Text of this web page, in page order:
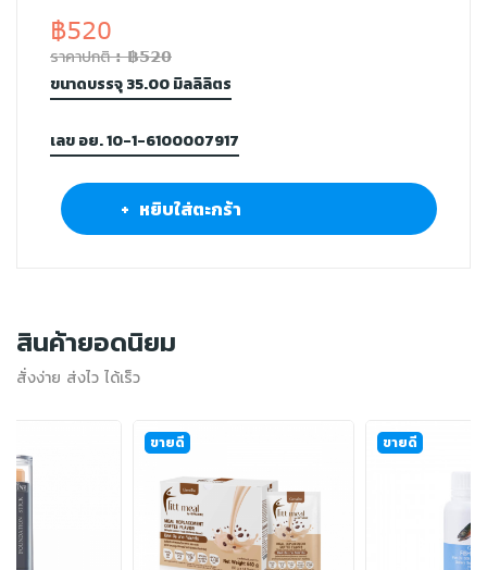
฿520
ราคาปกติ : ฿520
ขนาดบรรจุ 35.00 มิลลิลิตร
เลข อย. 10-1-6100007917
+ หยิบใส่ตะกร้า
สินค้ายอดนิยม
สั่งง่าย ส่งไว ได้เร็ว
ขายดี ขายดี